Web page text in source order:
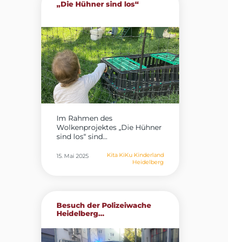
„Die Hühner sind los“
Im Rahmen des
Wolkenprojektes „Die Hühner
sind los“ sind...
15. Mai 2025
Kita KiKu Kinderland
Heidelberg
Besuch der Polizeiwache
Heidelberg...